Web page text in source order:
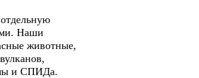
Наши
животные,
и СПИДа.